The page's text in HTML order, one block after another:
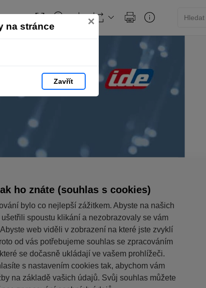
na stránce ×
Zavřít
ho znáte (souhlas s cookies)
bylo co nejlepší zážitkem. Abyste na našich
spoustu klikání a nezobrazovaly se vám
web viděli v zobrazení na které jste zvyklí
od vás potřebujeme souhlas se zpracováním
se dočasně ukládají ve vašem prohlížeči.
s nastavením cookies tak, abychom vám
na základě vašich údajů. Svůj souhlas můžete